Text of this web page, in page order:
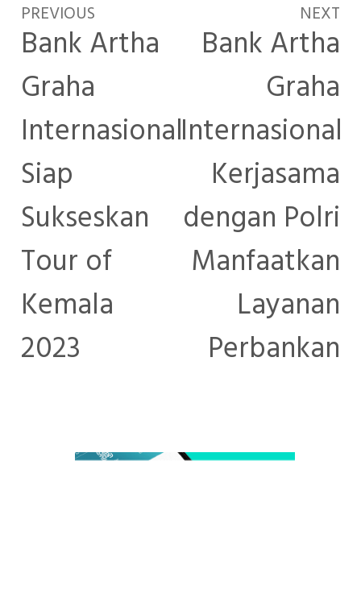
PREVIOUS
Bank Artha
Graha
Internasional
Siap
Sukseskan
Tour of
Kemala
2023
NEXT
Bank Artha
Graha
Internasional
Kerjasama
dengan Polri
Manfaatkan
Layanan
Perbankan